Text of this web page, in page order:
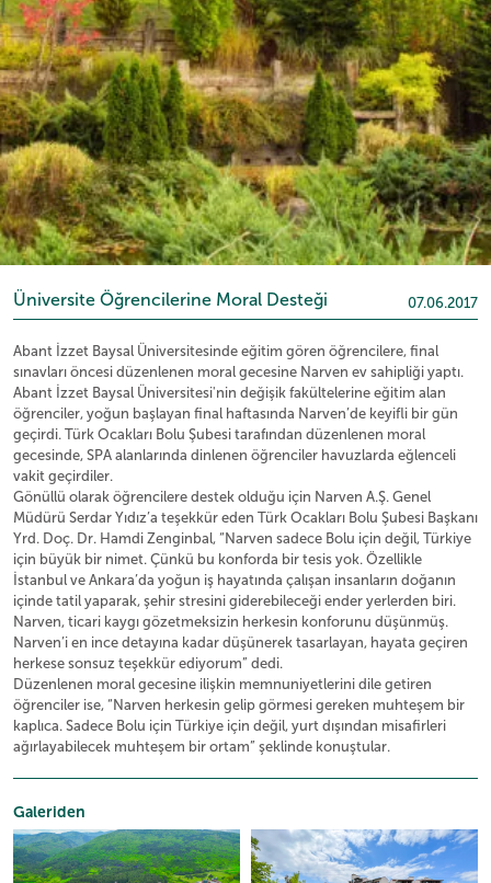
Galeriden
Üniversite Öğrencilerine Moral Desteği 07.06.2017
Abant İzzet Baysal Üniversitesinde eğitim gören öğrencilere, final
sınavları öncesi düzenlenen moral gecesine Narven ev sahipliği yaptı.
Abant İzzet Baysal Üniversitesi'nin değişik fakültelerine eğitim alan
öğrenciler, yoğun başlayan final haftasında Narven’de keyifli bir gün
geçirdi. Türk Ocakları Bolu Şubesi tarafından düzenlenen moral
gecesinde, SPA alanlarında dinlenen öğrenciler havuzlarda eğlenceli
vakit geçirdiler.
Gönüllü olarak öğrencilere destek olduğu için Narven A.Ş. Genel
Müdürü Serdar Yıdız’a teşekkür eden Türk Ocakları Bolu Şubesi Başkanı
Yrd. Doç. Dr. Hamdi Zenginbal, “Narven sadece Bolu için değil, Türkiye
için büyük bir nimet. Çünkü bu konforda bir tesis yok. Özellikle
İstanbul ve Ankara’da yoğun iş hayatında çalışan insanların doğanın
içinde tatil yaparak, şehir stresini giderebileceği ender yerlerden biri.
Narven, ticari kaygı gözetmeksizin herkesin konforunu düşünmüş.
Narven’i en ince detayına kadar düşünerek tasarlayan, hayata geçiren
herkese sonsuz teşekkür ediyorum” dedi.
Düzenlenen moral gecesine ilişkin memnuniyetlerini dile getiren
öğrenciler ise, “Narven herkesin gelip görmesi gereken muhteşem bir
kaplıca. Sadece Bolu için Türkiye için değil, yurt dışından misafirleri
ağırlayabilecek muhteşem bir ortam” şeklinde konuştular.